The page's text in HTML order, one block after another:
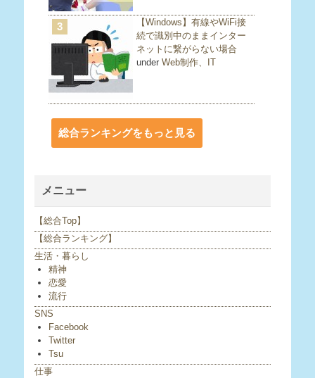
3
【Windows】有線やWiFi接
続で識別中のままインター
ネットに繋がらない場合
under Web制作、IT
総合ランキングをもっと見る
メニュー
【総合Top】
【総合ランキング】
生活・暮らし
精神
恋愛
流行
SNS
Facebook
Twitter
Tsu
仕事